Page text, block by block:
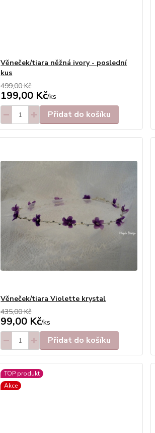
Věneček/tiara něžná ivory - poslední
kus
499,00 Kč
199,00 Kč/ks
Přidat do košíku
Věneček/tiara Violette krystal
435,00 Kč
99,00 Kč/ks
Přidat do košíku
TOP produkt
Akce